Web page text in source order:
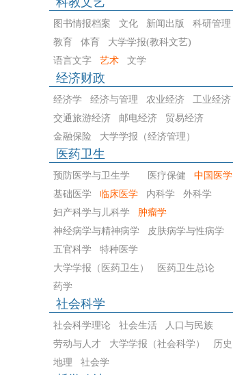
图书情报档案 文化 新闻出版
科研管理
教育
体育
大学学报(教科文艺)
语言文字
艺术 文学
经济财政
经济学 经济与管理 农业经济
工业经济
交通旅游经济
邮电经济
贸易经济
金融保险
大学学报（经济管理）
医药卫生
预防医学与卫生学 医疗保健
中国医学
基础医学
临床医学 内科学
外科学
妇产科学与儿科学
肿瘤学
神经病学与精神病学
皮肤病学与性病学
五官科学
特种医学
大学学报（医药卫生）
医药卫生总论
药学
社会科学
社会科学理论 社会生活
人口与民族
劳动与人才
大学学报（社会科学）
历史
地理
社会学